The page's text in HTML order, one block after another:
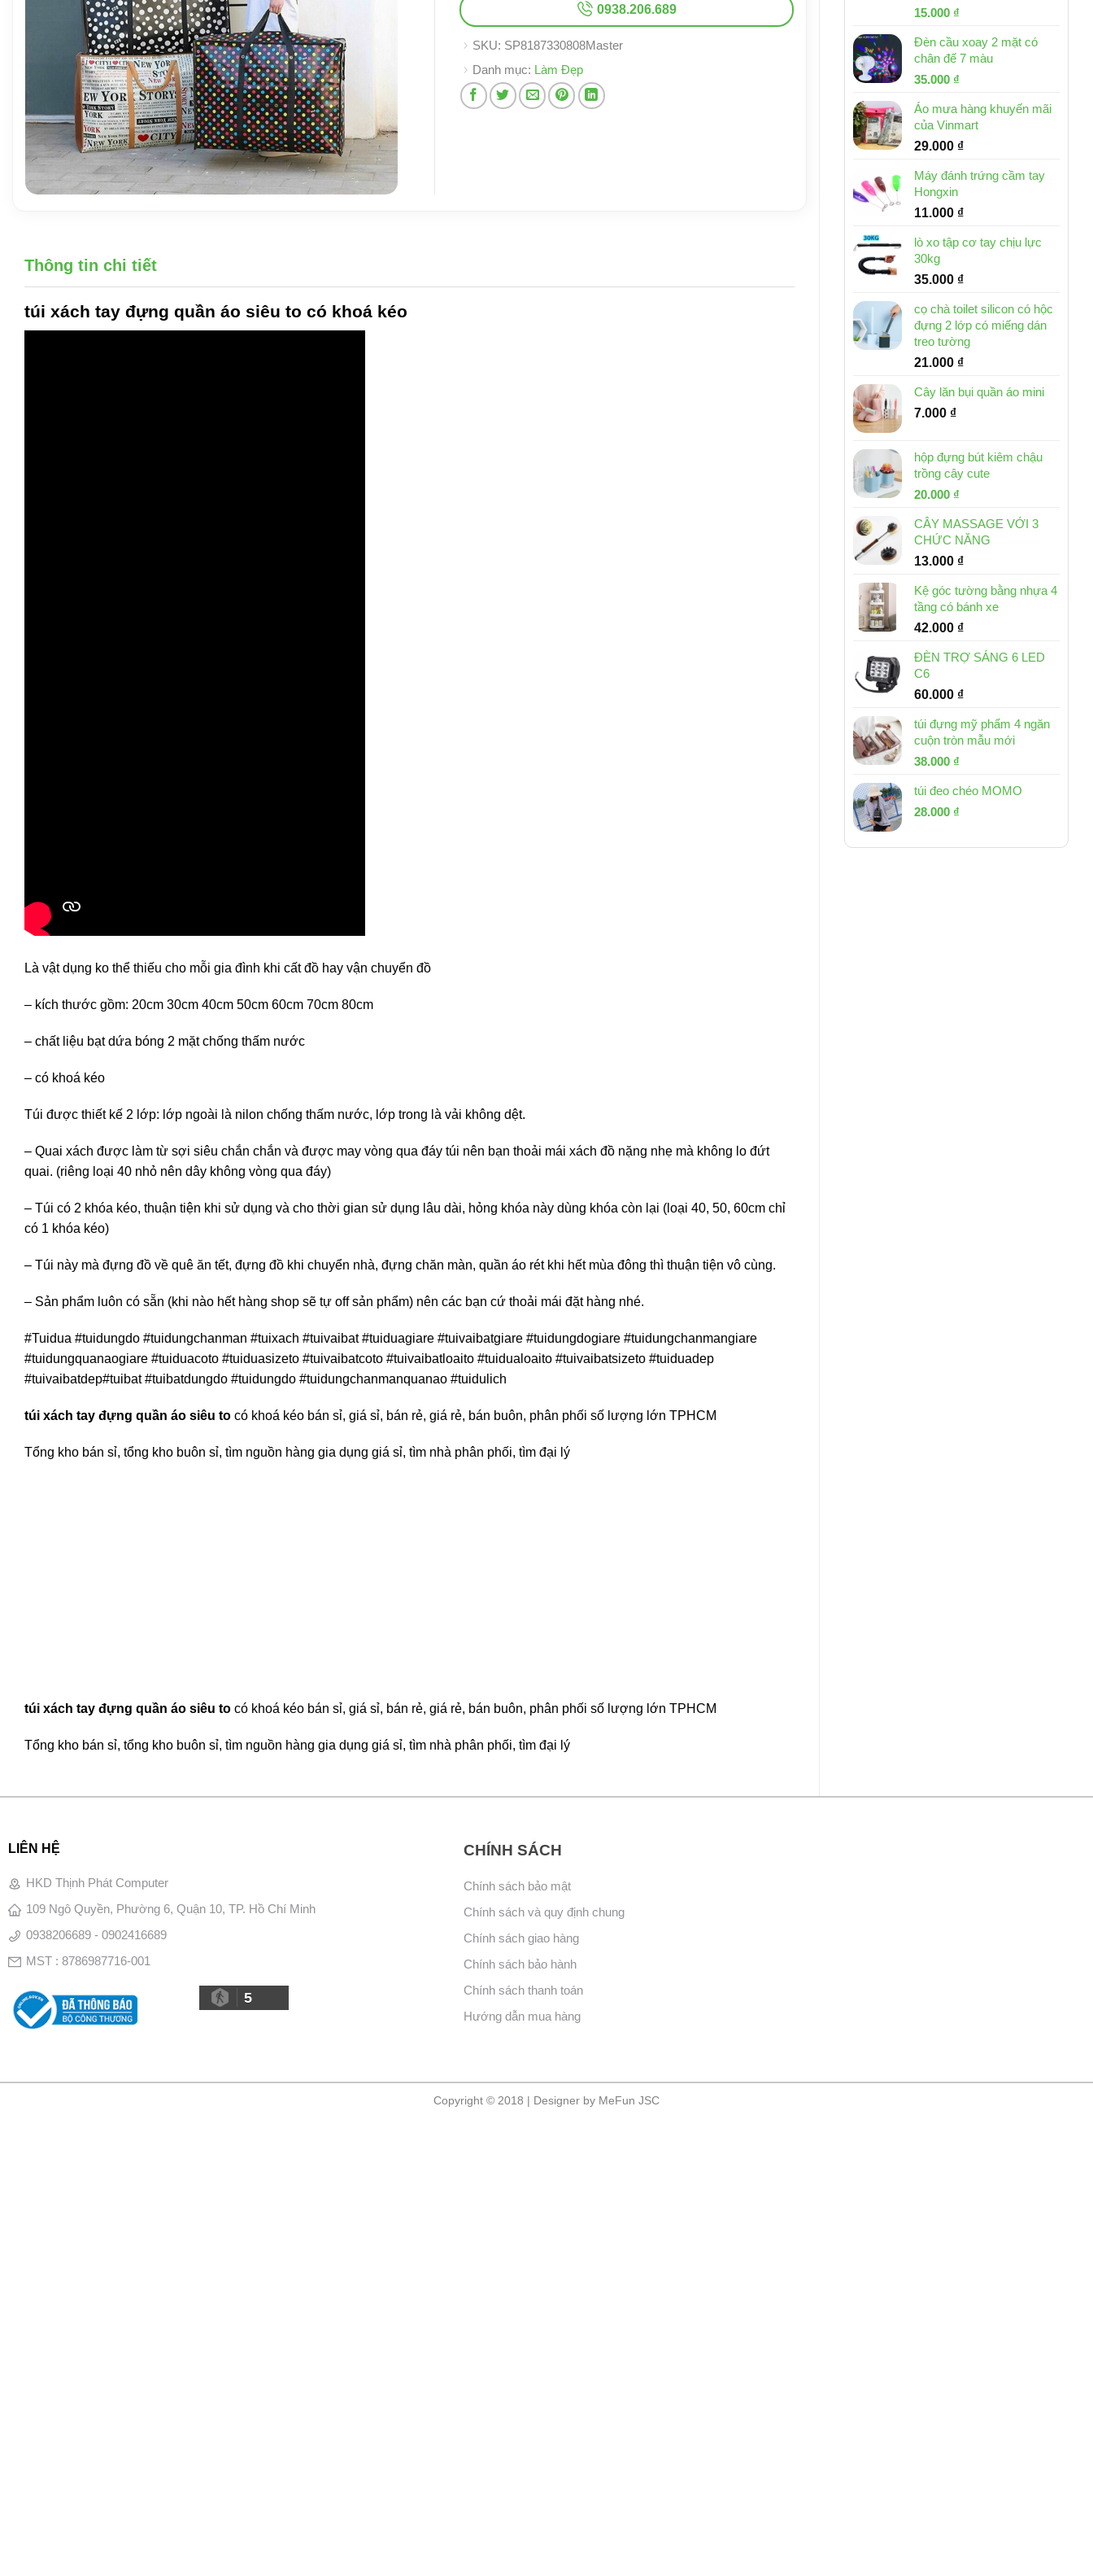
Giá
là:
32.000 ₫.
15.000 ₫
tại
là:
Đèn cầu xoay 2 mặt có
chân đế 7 màu
Giá
là:
46.000 ₫.
35.000 ₫
tại
là:
35.000 ₫.
Áo mưa hàng khuyến mãi
của Vinmart
29.000 ₫
Máy đánh trứng cầm tay
Hongxin
11.000 ₫
lò xo tập cơ tay chịu lực
30kg
35.000 ₫
cọ chà toilet silicon có hộc
đựng 2 lớp có miếng dán
treo tường
21.000 ₫
Cây lăn bụi quần áo mini
7.000 ₫
hộp đựng bút kiêm chậu
trồng cây cute
Giá
là:
30.000 ₫.
20.000 ₫
tại
là:
20.000 ₫.
CÂY MASSAGE VỚI 3
CHỨC NĂNG
13.000 ₫
Kệ góc tường bằng nhựa 4
tầng có bánh xe
42.000 ₫
ĐÈN TRỢ SÁNG 6 LED
C6
60.000 ₫
túi đựng mỹ phẩm 4 ngăn
cuộn tròn mẫu mới
Giá
là:
53.000 ₫.
38.000 ₫
tại
túi đeo chéo MOMO
Giá
là:
28.000 ₫
tại
0938.206.689
SKU: SP8187330808Master
Danh mục: Làm Đẹp
Thông tin chi tiết
túi xách tay đựng quần áo siêu to có khoá kéo
Là vật dụng ko thể thiếu cho mỗi gia đình khi cất đồ hay vận chuyển đồ
– kích thước gồm: 20cm 30cm 40cm 50cm 60cm 70cm 80cm
– chất liệu bạt dứa bóng 2 mặt chống thấm nước
– có khoá kéo
Túi được thiết kế 2 lớp: lớp ngoài là nilon chống thấm nước, lớp trong là vải không dệt.
– Quai xách được làm từ sợi siêu chắn chắn và được may vòng qua đáy túi nên bạn thoải mái xách đồ nặng nhẹ mà không lo đứt
quai. (riêng loại 40 nhỏ nên dây không vòng qua đáy)
– Túi có 2 khóa kéo, thuận tiện khi sử dụng và cho thời gian sử dụng lâu dài, hỏng khóa này dùng khóa còn lại (loại 40, 50, 60cm chỉ
có 1 khóa kéo)
– Túi này mà đựng đồ về quê ăn tết, đựng đồ khi chuyển nhà, đựng chăn màn, quần áo rét khi hết mùa đông thì thuận tiện vô cùng.
– Sản phẩm luôn có sẵn (khi nào hết hàng shop sẽ tự off sản phẩm) nên các bạn cứ thoải mái đặt hàng nhé.
#Tuidua #tuidungdo #tuidungchanman #tuixach #tuivaibat #tuiduagiare #tuivaibatgiare #tuidungdogiare #tuidungchanmangiare
#tuidungquanaogiare #tuiduacoto #tuiduasizeto #tuivaibatcoto #tuivaibatloaito #tuidualoaito #tuivaibatsizeto #tuiduadep
#tuivaibatdep#tuibat #tuibatdungdo #tuidungdo #tuidungchanmanquanao #tuidulich
túi xách tay đựng quần áo siêu to có khoá kéo bán sỉ, giá sỉ, bán rẻ, giá rẻ, bán buôn, phân phối số lượng lớn TPHCM
Tổng kho bán sỉ, tổng kho buôn sỉ, tìm nguồn hàng gia dụng giá sỉ, tìm nhà phân phối, tìm đại lý
túi xách tay đựng quần áo siêu to có khoá kéo bán sỉ, giá sỉ, bán rẻ, giá rẻ, bán buôn, phân phối số lượng lớn TPHCM
Tổng kho bán sỉ, tổng kho buôn sỉ, tìm nguồn hàng gia dụng giá sỉ, tìm nhà phân phối, tìm đại lý
LIÊN HỆ
HKD Thịnh Phát Computer
109 Ngô Quyền, Phường 6, Quận 10, TP. Hồ Chí Minh
0938206689 - 0902416689
MST : 8786987716-001
5
CHÍNH SÁCH
Chính sách bảo mật
Chính sách và quy định chung
Chính sách giao hàng
Chính sách bảo hành
Chính sách thanh toán
Hướng dẫn mua hàng
Copyright © 2018 | Designer by MeFun JSC